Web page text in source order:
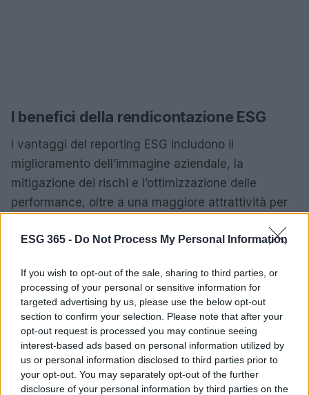
ESG 365 - Do Not Process My Personal Information
If you wish to opt-out of the sale, sharing to third parties, or
processing of your personal or sensitive information for
targeted advertising by us, please use the below opt-out
section to confirm your selection. Please note that after your
opt-out request is processed you may continue seeing
interest-based ads based on personal information utilized by
us or personal information disclosed to third parties prior to
your opt-out. You may separately opt-out of the further
disclosure of your personal information by third parties on the
I benefici della rendicontazione ESG
I vantaggi del reporting ESG includono il
miglioramento dell’immagine aziendale, la
mitigazione dei rischi e l’ottimizzazione delle
performance, oltre a una maggiore attrattività per
la rendicontazione ESG come un imperativo
opportunità e costruire una crescita solida e
sostenibile. In un contesto dove la sostenibilità è
imprescindibile, comprendere come un forte
impegno ESG possa valorizzare la partecipazione a
bandi e l’accesso a contributi a fondo perduto è
essenziale.